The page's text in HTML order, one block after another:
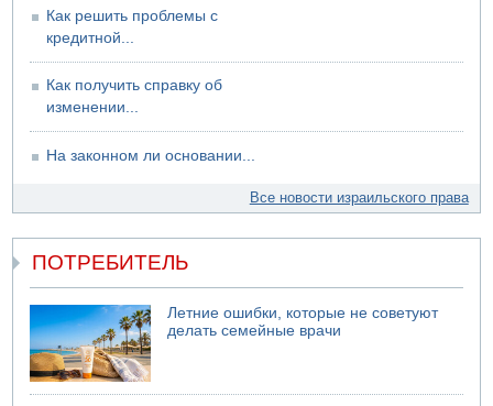
Как решить проблемы с
кредитной...
Как получить справку об
изменении...
На законном ли основании...
Все новости израильского права
ПОТРЕБИТЕЛЬ
Летние ошибки, которые не советуют
делать семейные врачи